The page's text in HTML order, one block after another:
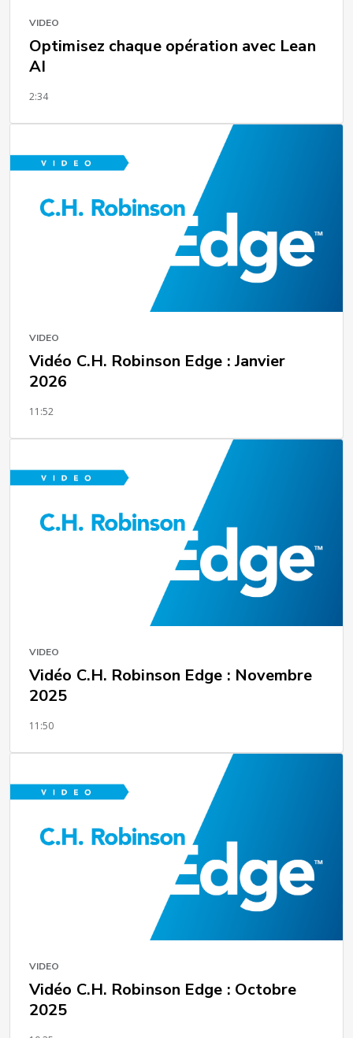
VIDEO
Optimisez chaque opération avec Lean
AI
2:34
VIDEO
Vidéo C.H. Robinson Edge : Janvier
2026
11:52
VIDEO
Vidéo C.H. Robinson Edge : Novembre
2025
11:50
VIDEO
Vidéo C.H. Robinson Edge : Octobre
2025